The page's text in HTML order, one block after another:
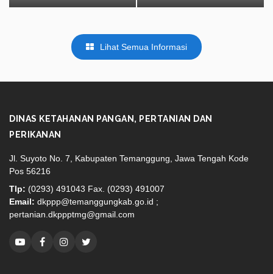
Lihat Semua Informasi
DINAS KETAHANAN PANGAN, PERTANIAN DAN
PERIKANAN
Jl. Suyoto No. 7, Kabupaten Temanggung, Jawa Tengah Kode
Pos 56216
Tlp: (0293) 491043 Fax. (0293) 491007
Email: dkppp@temanggungkab.go.id ;
pertanian.dkppptmg@gmail.com